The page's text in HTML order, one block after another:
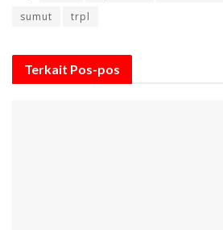
sumut
trpl
Terkait Pos-pos